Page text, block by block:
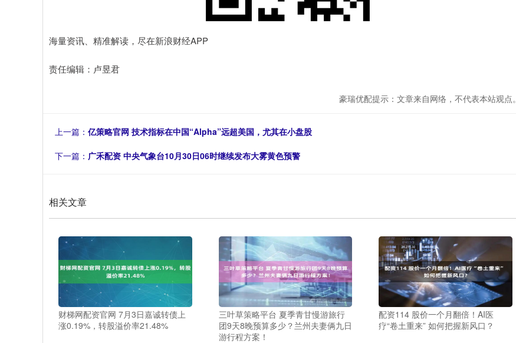
海量资讯、精准解读，尽在新浪财经APP
责任编辑：卢昱君
豪瑞优配提示：文章来自网络，不代表本站观点。
上一篇： 亿策略官网 技术指标在中国“Alpha”远超美国，尤其在小盘股
下一篇： 广禾配资 中央气象台10月30日06时继续发布大雾黄色预警
相关文章
财梯网配资官网 7月3日嘉诚转债上
涨0.19%，转股溢价率21.48%
三叶草策略平台 夏季青甘慢游旅行
团9天8晚预算多少？兰州夫妻俩九日
游行程方案！
配资114 股价一个月翻倍！AI医
疗“卷土重来” 如何把握新风口？